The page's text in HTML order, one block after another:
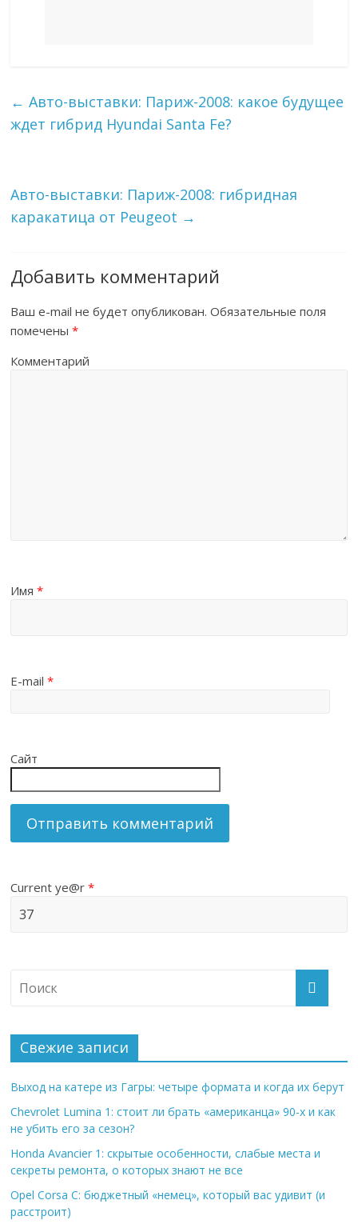
← Авто-выставки: Париж-2008: какое будущее
ждет гибрид Hyundai Santa Fe?
Авто-выставки: Париж-2008: гибридная
каракатица от Peugeot →
Добавить комментарий
Ваш e-mail не будет опубликован. Обязательные поля
помечены*
Комментарий
Имя*
E-mail*
Сайт
Current ye@r*
Свежие записи
Выход на катере из Гагры: четыре формата и когда их берут
Chevrolet Lumina 1: стоит ли брать «американца» 90-х и как
не убить его за сезон?
Honda Avancier 1: скрытые особенности, слабые места и
секреты ремонта, о которых знают не все
Opel Corsa C: бюджетный «немец», который вас удивит (и
расстроит)